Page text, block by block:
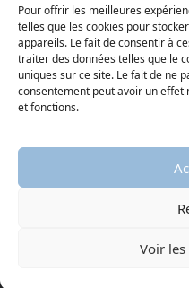
Pour offrir les meilleures
telles que les cookies pour
appareils. Le fait de consentir à
traiter des données telles que le
uniques sur ce site. Le fait de ne
consentement peut avoir un
et fonctions.
Voir
© 2026